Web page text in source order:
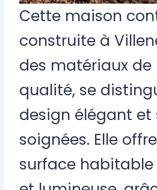
Cette maison
construite à
des matériaux
qualité, se
design élégant et
soignées. Elle
surface